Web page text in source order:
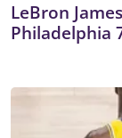
LeBron
Philadelphia